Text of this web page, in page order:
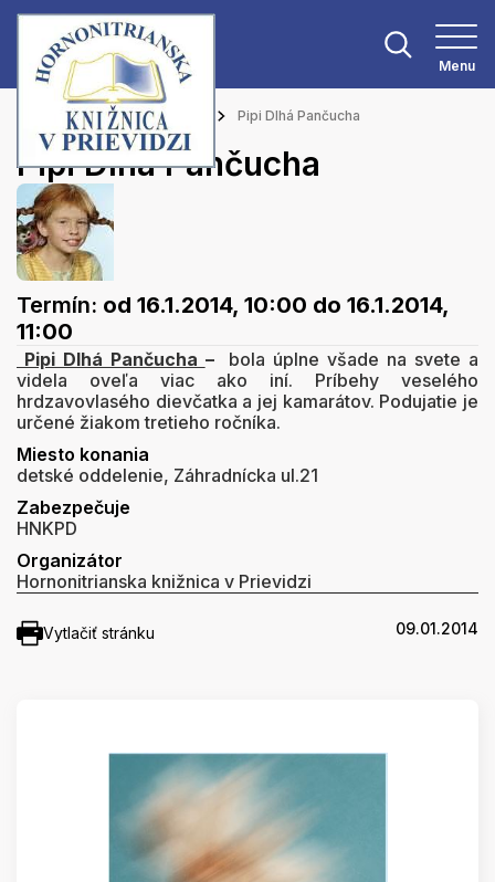
Menu
Hlavná stránka Podujatia Pipi Dlhá Pančucha
Pipi Dlhá Pančucha
Termín: od 16.1.2014, 10:00 do 16.1.2014,
11:00
Pipi Dlhá Pančucha –
bola úplne všade na svete a
videla oveľa viac ako iní. Príbehy veselého
hrdzavovlasého dievčatka a jej kamarátov. Podujatie je
určené žiakom tretieho ročníka.
Miesto konania
detské oddelenie, Záhradnícka ul.21
Zabezpečuje
HNKPD
Organizátor
Hornonitrianska knižnica v Prievidzi
Vytlačiť stránku 09.01.2014